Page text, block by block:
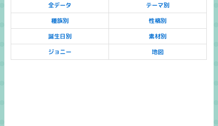
全データ
テーマ別
種族別
性格別
誕生日別
素材別
ジョニー
地図